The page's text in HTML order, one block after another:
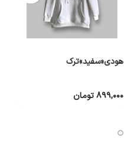
هودی«سفید»ترک
۸۹۹,۰۰۰تومان